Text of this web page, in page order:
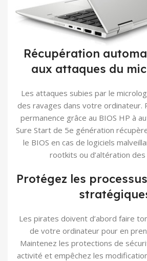
Récupération
aux attaques du
Les attaques subies par le
des ravages dans votre ordinateur.
permanence grâce au BIOS HP à
Sure Start de 5e génération
le BIOS en cas de logiciels
rootkits ou d’altération des
Protégez les
Les pirates doivent d’abord faire
de votre ordinateur pour en
Maintenez les protections de
activité et empêchez les